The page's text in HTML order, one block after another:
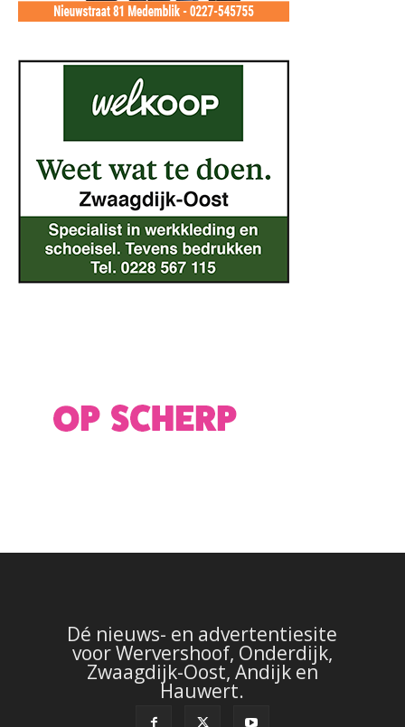
Dé nieuws- en advertentiesite
voor Wervershoof, Onderdijk,
Zwaagdijk-Oost, Andijk en
Hauwert.